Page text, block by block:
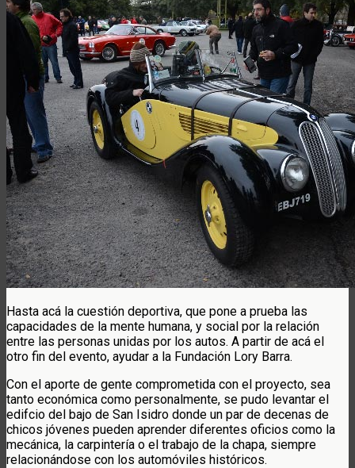
Hasta acá la cuestión deportiva, que pone a prueba las
capacidades de la mente humana, y social por la relación
entre las personas unidas por los autos. A partir de acá el
otro fin del evento, ayudar a la Fundación Lory Barra.
Con el aporte de gente comprometida con el proyecto, sea
tanto económica como personalmente, se pudo levantar el
edifcio del bajo de San Isidro donde un par de decenas de
chicos jóvenes pueden aprender diferentes oficios como la
mecánica, la carpintería o el trabajo de la chapa, siempre
relacionándose con los automóviles históricos.